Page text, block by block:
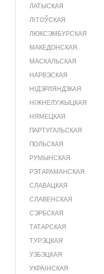
ЛАТЫСКАЯ
ЛІТОЎСКАЯ
ЛЮКСЭМБУРСКАЯ
МАКЕДОНСКАЯ
МАСКАЛЬСКАЯ
НАРВЭСКАЯ
НІДЭРЛЯНДЗКАЯ
НІЖНЕЛУЖЫЦКАЯ
НЯМЕЦКАЯ
ПАРТУГАЛЬСКАЯ
ПОЛЬСКАЯ
РУМЫНСКАЯ
РЭТАРАМАНСКАЯ
СЛАВАЦКАЯ
СЛАВЕНСКАЯ
СЭРБСКАЯ
ТАТАРСКАЯ
ТУРЭЦКАЯ
УЗБЭЦКАЯ
УКРАІНСКАЯ